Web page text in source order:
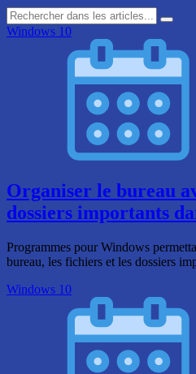
Windows 10
Organiser le bureau
dossiers importants
Programmes pour Windows
bureau, les fichiers et les dossiers
Windows 10